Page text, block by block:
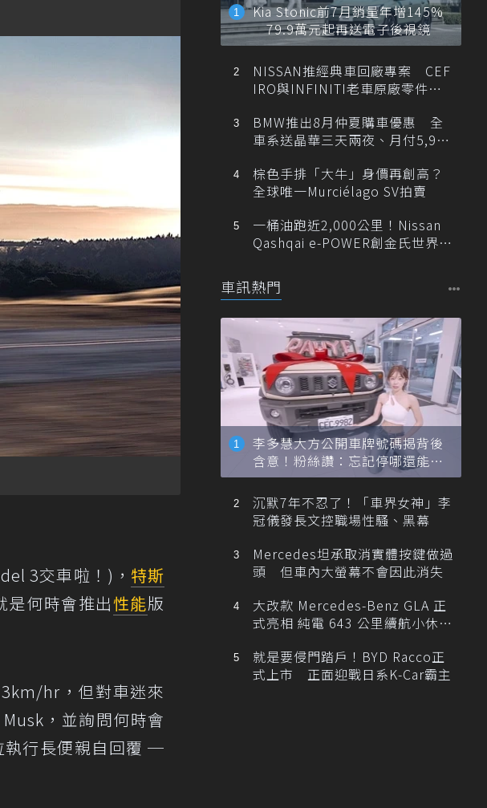
3交車啦！ )， 特斯
是何時會推出性能版
hr，但對車迷來
，並詢問何時會
執行長便親自回覆 ─
Kia Stonic前7月銷量年增145%
79.9萬元起再送電子後視鏡
NISSAN推經典車回廠專案 CEF
IRO與INFINITI老車原廠零件最
BMW推出8月仲夏購車優惠 全
車系送晶華三天兩夜、月付5,900
棕色手排「大牛」身價再創高？
全球唯一Murciélago SV拍賣
一桶油跑近2,000公里！Nissan
Qashqai e-POWER創金氏世界紀
車訊熱門
李多慧大方公開車牌號碼揭背後
含意！粉絲讚：忘記停哪還能幫
忙找車
沉默7年不忍了！「車界女神」李
冠儀發長文控職場性騷、黑幕
Mercedes坦承取消實體按鍵做過
頭 但車內大螢幕不會因此消失
大改款 Mercedes-Benz GLA 正
式亮相 純電 643 公里續航小休
就是要侵門踏戶！BYD Racco正
式上市 正面迎戰日系K-Car霸主